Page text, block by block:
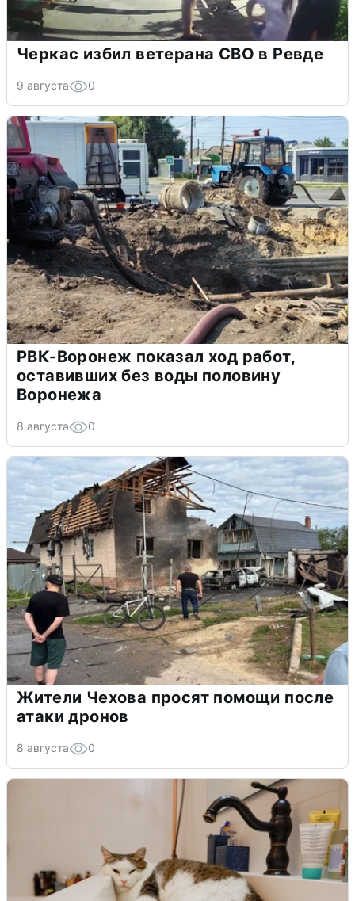
Черкас избил ветерана СВО в Ревде
9 августа 0
РВК-Воронеж показал ход работ,
оставивших без воды половину
Воронежа
8 августа 0
Жители Чехова просят помощи после
атаки дронов
8 августа 0